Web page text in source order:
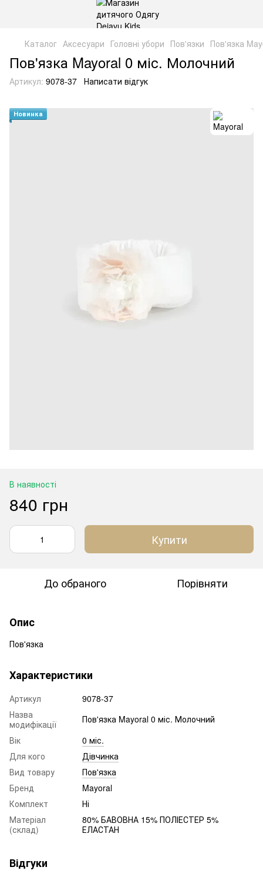
Каталог Аксесуари Головні убори Пов'язки Пов'язка
Пов'язка Mayoral 0 міс. Молочний
Артикул: 9078-37 Написати відгук
Новинка
В наявності
840 грн
Купити
До обраного Порівняти
Опис
Пов'язка
Характеристики
Артикул
9078-37
Назва
модифікації
Пов'язка Mayoral 0 міс. Молочний
Вік
0 міс.
Для кого
Дівчинка
Вид товару
Пов'язка
Бренд
Mayoral
Комплект
Ні
Матеріал
(склад)
80% БАВОВНА 15% ПОЛІЕСТЕР 5%
ЕЛАСТАН
Відгуки